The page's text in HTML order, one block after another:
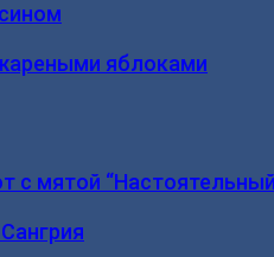
яблоками
с мятой